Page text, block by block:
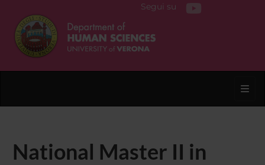
Segui su
National Master II in